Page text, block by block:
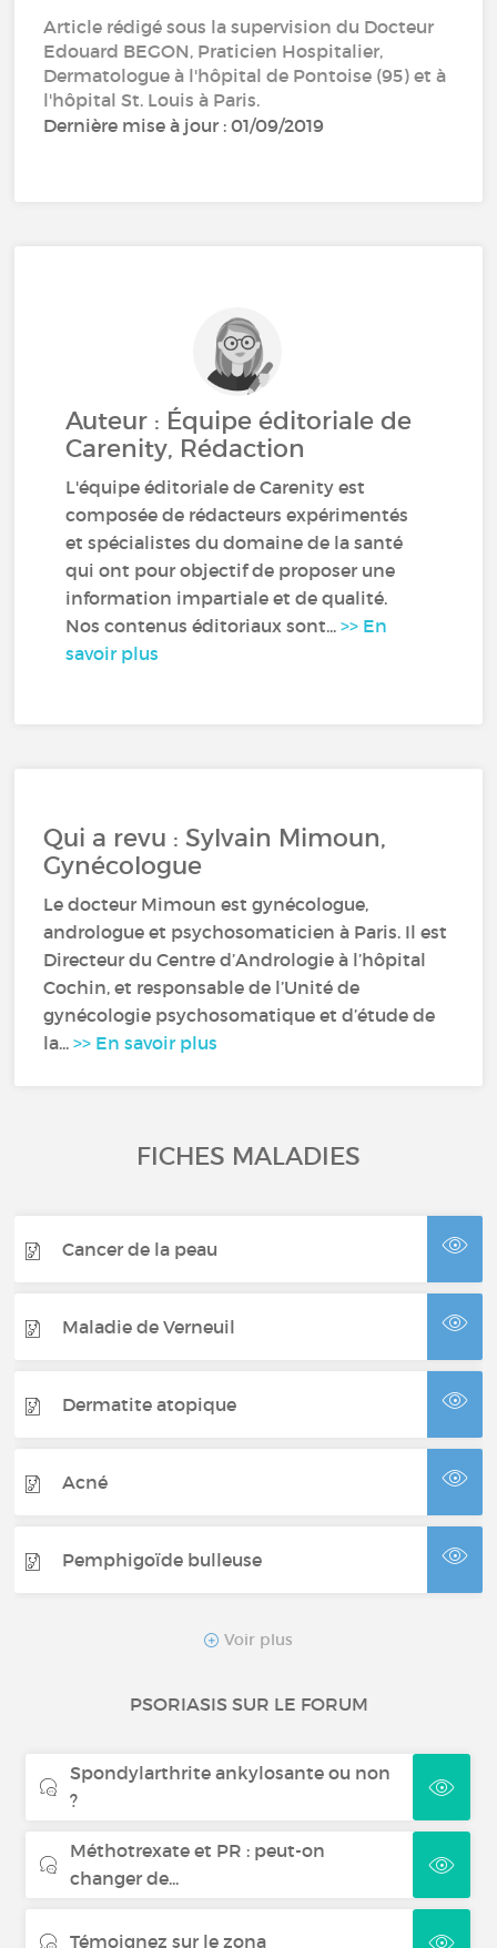
Article rédigé sous la supervision du Docteur
Edouard BEGON, Praticien Hospitalier,
Dermatologue à l'hôpital de Pontoise (95) et à
l'hôpital St. Louis à Paris.
Dernière mise à jour : 01/09/2019
Auteur : Équipe éditoriale de
Carenity, Rédaction
L'équipe éditoriale de Carenity est
composée de rédacteurs expérimentés
et spécialistes du domaine de la santé
qui ont pour objectif de proposer une
information impartiale et de qualité.
Nos contenus éditoriaux sont...>> En
savoir plus
Qui a revu : Sylvain Mimoun,
Gynécologue
Le docteur Mimoun est gynécologue,
andrologue et psychosomaticien à Paris. Il est
Directeur du Centre d’Andrologie à l’hôpital
Cochin, et responsable de l’Unité de
gynécologie psychosomatique et d’étude de
la...>> En savoir plus
FICHES MALADIES
Cancer de la peau
Maladie de Verneuil
Dermatite atopique
Acné
Pemphigoïde bulleuse
Purpura thrombopénique
Mycoses récidivantes
Pemphigus
Voir plus
PSORIASIS SUR LE FORUM
Spondylarthrite ankylosante ou non
?
Méthotrexate et PR : peut-on
changer de...
Témoignez sur le zona